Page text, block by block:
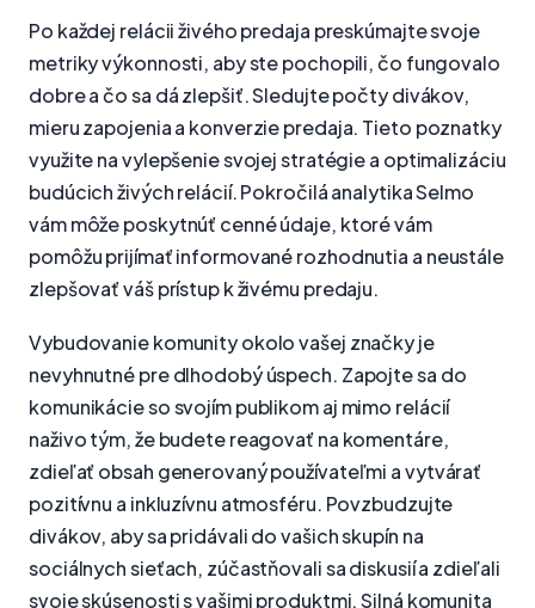
Po každej relácii živého predaja preskúmajte svoje
metriky výkonnosti, aby ste pochopili, čo fungovalo
dobre a čo sa dá zlepšiť. Sledujte počty divákov,
mieru zapojenia a konverzie predaja. Tieto poznatky
využite na vylepšenie svojej stratégie a optimalizáciu
budúcich živých relácií. Pokročilá analytika Selmo
vám môže poskytnúť cenné údaje, ktoré vám
pomôžu prijímať informované rozhodnutia a neustále
zlepšovať váš prístup k živému predaju.
Vybudovanie komunity okolo vašej značky je
nevyhnutné pre dlhodobý úspech. Zapojte sa do
komunikácie so svojím publikom aj mimo relácií
naživo tým, že budete reagovať na komentáre,
zdieľať obsah generovaný používateľmi a vytvárať
pozitívnu a inkluzívnu atmosféru. Povzbudzujte
divákov, aby sa pridávali do vašich skupín na
sociálnych sieťach, zúčastňovali sa diskusií a zdieľali
svoje skúsenosti s vašimi produktmi. Silná komunita